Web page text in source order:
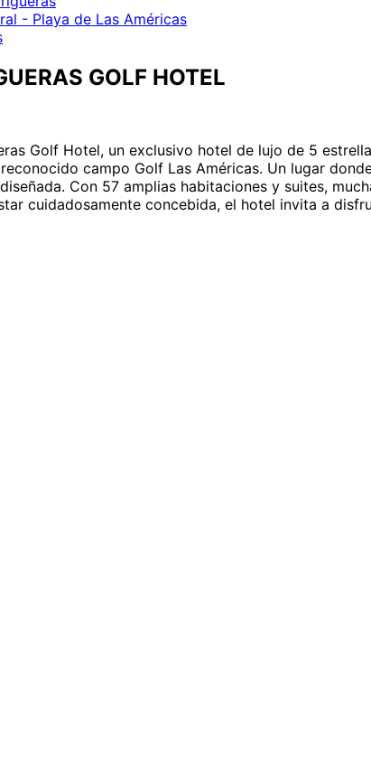
GOLF HOTEL
Golf Hotel, un exclusivo hotel de lujo de 5
campo Golf Las Américas. Un lugar
Con 57 amplias habitaciones y suites,
cuidadosamente concebida, el hotel invita a